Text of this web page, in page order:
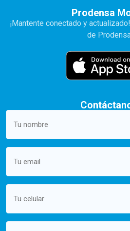
Prodensa
¡Mantente conectado y
de
Your
Email